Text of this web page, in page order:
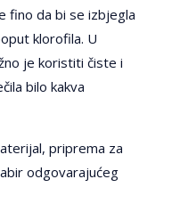
fino da bi se izbjegla
klorofila. U
je koristiti čiste i
bilo kakva
priprema za
odgovarajućeg